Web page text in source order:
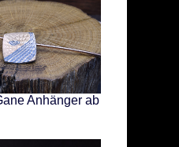
Anhänger ab